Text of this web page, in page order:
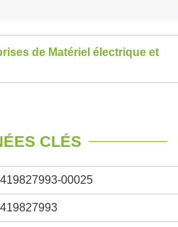
de Matériel électrique et
CLÉS
419827993-00025
419827993